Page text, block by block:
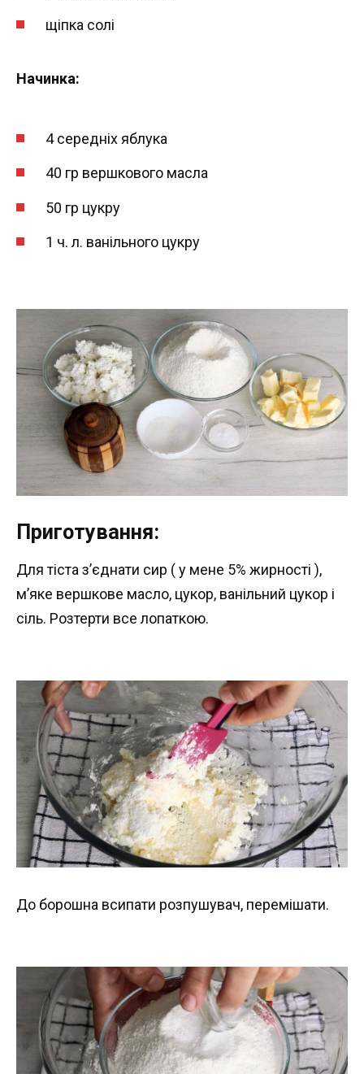
щіпка солі
Начинка:
4 середніх яблука
40 гр вершкового масла
50 гр цукру
1 ч. л. ванільного цукру
Приготування:
Для тіста з’єднати сир ( у мене 5% жирності ),
м’яке вершкове масло, цукор, ванільний цукор і
сіль. Розтерти все лопаткою.
До борошна всипати розпушувач, перемішати.